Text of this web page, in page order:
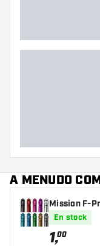
A MENUDO
Mission F-
En stock
1,00